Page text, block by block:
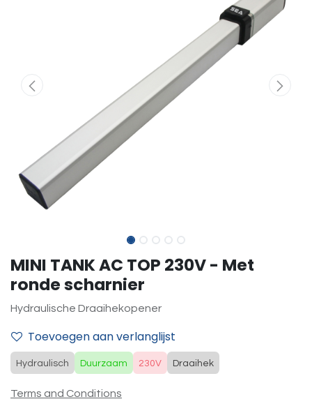
MINI TANK AC TOP 230V - Met
ronde scharnier
Hydraulische Draaihekopener
Toevoegen aan verlanglijst
Hydraulisch Duurzaam 230V Draaihek
Terms and Conditions